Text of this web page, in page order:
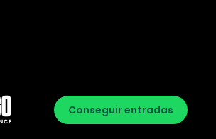
Conseguir entradas